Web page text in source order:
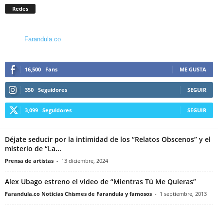
Redes
Farandula.co
16,500 Fans ME GUSTA
350 Seguidores SEGUIR
3,099 Seguidores SEGUIR
Déjate seducir por la intimidad de los “Relatos Obscenos” y el
misterio de “La...
Prensa de artistas - 13 diciembre, 2024
Alex Ubago estreno el video de “Mientras Tú Me Quieras”
Farandula.co Noticias Chismes de Farandula y famosos - 1 septiembre, 2013